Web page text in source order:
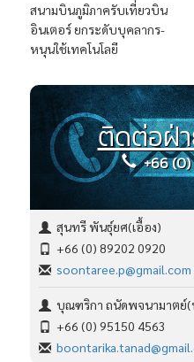
สนามบินภูมิภาครับเที่ยวบิน
อินเตอร์ ยกระดับบุคลากร-
หนุนใช้เทคโนโลยี
ติดต่อฝ่
+66 (0)
สุนทรี พันธุ์ยศ(เอื้อง)
+66 (0) 89202 0920
soontaree.p@gmail.com
บุณฑริกา ถนัดพจนามาตย์(
+66 (0) 95150 4563